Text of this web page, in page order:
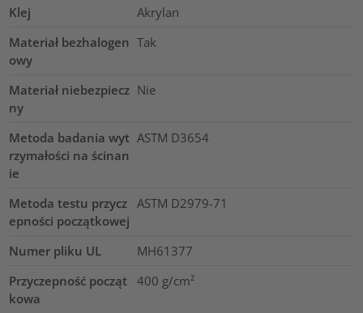
Klej
Akrylan
Materiał bezhalogen
owy
Tak
Materiał niebezpiecz
ny
Nie
Metoda badania wyt
rzymałości na ścinan
ie
ASTM D3654
Metoda testu przycz
epności początkowej
ASTM D2979-71
Numer pliku UL
MH61377
Przyczepność począt
kowa
400 g/cm²